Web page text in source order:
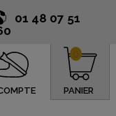
01 48 07 51
PANIER
0